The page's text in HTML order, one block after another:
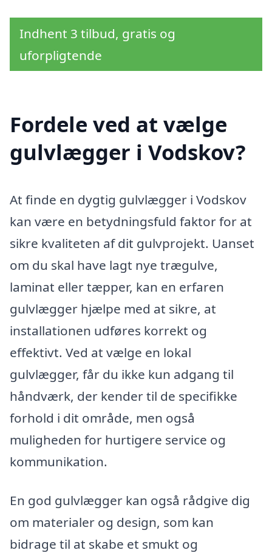
Indhent 3 tilbud, gratis og
uforpligtende
Fordele ved at vælge
gulvlægger i Vodskov?
At finde en dygtig gulvlægger i Vodskov
kan være en betydningsfuld faktor for at
sikre kvaliteten af dit gulvprojekt. Uanset
om du skal have lagt nye trægulve,
laminat eller tæpper, kan en erfaren
gulvlægger hjælpe med at sikre, at
installationen udføres korrekt og
effektivt. Ved at vælge en lokal
gulvlægger, får du ikke kun adgang til
håndværk, der kender til de specifikke
forhold i dit område, men også
muligheden for hurtigere service og
kommunikation.
En god gulvlægger kan også rådgive dig
om materialer og design, som kan
bidrage til at skabe et smukt og